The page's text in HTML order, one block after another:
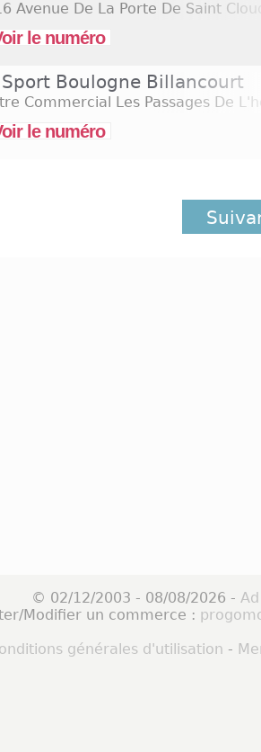
Avenue De La Porte De Saint
le numéro
Sport Boulogne Billancourt
Commercial Les Passages De
le numéro
© 02/12/2003 - 08/08/2026 -
Modifier un commerce :
générales d'utilisation -